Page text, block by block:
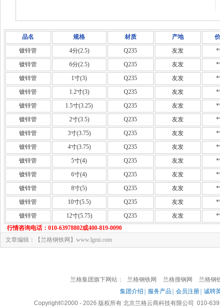
品名 规格 材质 产地
镀锌管
4分(2.5) Q235 友发
镀锌管
6分(2.5) Q235 友发
镀锌管
1寸(3) Q235 友发
镀锌管
1.2寸(3) Q235 友发
镀锌管
1.5寸(3.25) Q235 友发
镀锌管
2寸(3.5) Q235 友发
镀锌管
3寸(3.75) Q235 友发
镀锌管
4寸(3.75) Q235 友发
镀锌管
5寸(4) Q235 友发
镀锌管
6寸(4) Q235 友发
镀锌管
8寸(5) Q235 友发
镀锌管
10寸(5.5) Q235 友发
镀锌管
12寸(5.75) Q235 友发
行情咨询电话：010-63978802或400-819-0090
文章编辑：【兰格钢铁网】www.lgmi.com